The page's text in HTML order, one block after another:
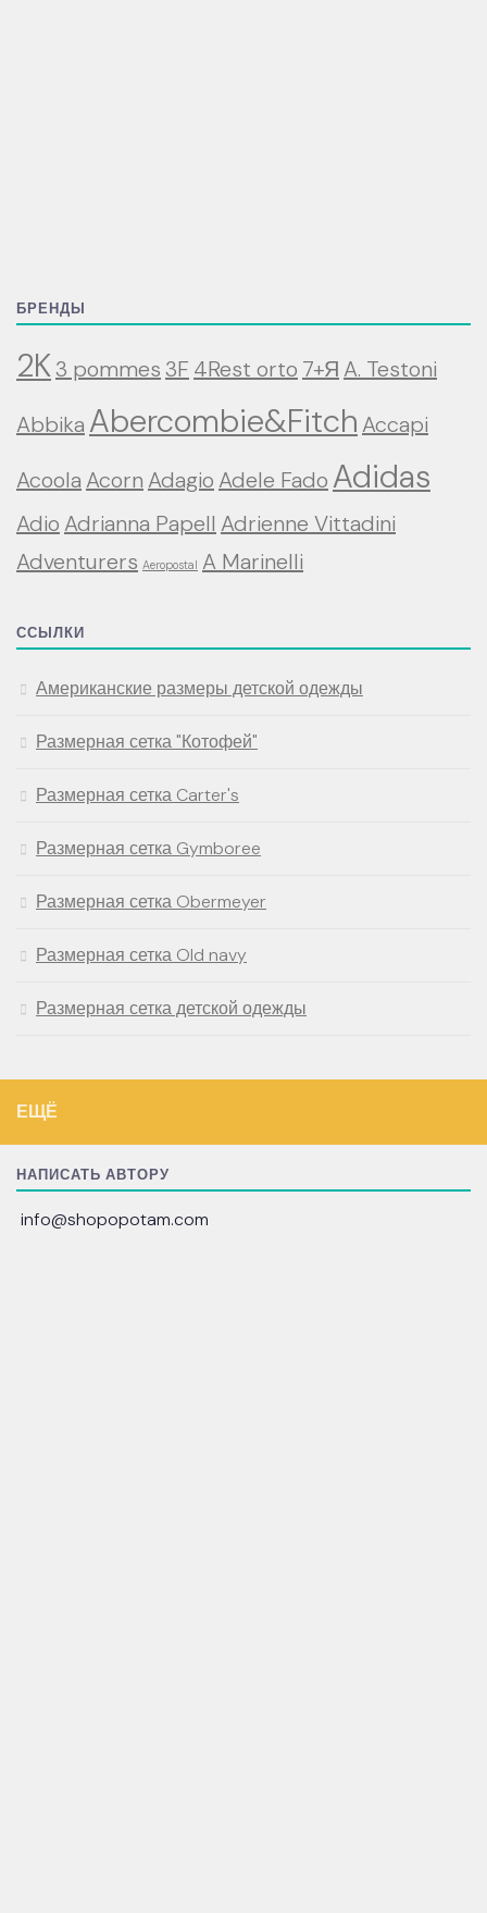
БРЕНДЫ
2K3 pommes3F 4Rest orto 7+Я A. Testoni
Abbika Abercombie&Fitch Accapi
Acoola Acorn Adagio Adele Fado Adidas
Adio Adrianna Papell Adrienne Vittadini
Adventurers Aeropostal A Marinelli
ССЫЛКИ
Американские размеры детской одежды
Размерная сетка "Котофей"
Размерная сетка Carter's
Размерная сетка Gymboree
Размерная сетка Obermeyer
Размерная сетка Old navy
Размерная сетка детской одежды
ЕЩЁ
НАПИСАТЬ АВТОРУ
info@shopopotam.com